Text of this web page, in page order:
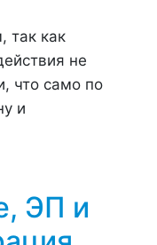
так как
не
что само по
и
ЭП и